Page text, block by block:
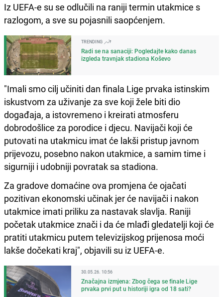
Iz UEFA-e su se odlučili na raniji termin utakmice s
razlogom, a sve su pojasnili saopćenjem.
TRENDING
Radi se na sanaciji: Pogledajte kako danas
izgleda travnjak stadiona Koševo
"Imali smo cilj učiniti dan finala Lige prvaka istinskim
iskustvom za uživanje za sve koji žele biti dio
događaja, a istovremeno i kreirati atmosferu
dobrodošlice za porodice i djecu. Navijači koji će
putovati na utakmicu imat će lakši pristup javnom
prijevozu, posebno nakon utakmice, a samim time i
sigurniji i udobniji povratak sa stadiona.
Za gradove domaćine ova promjena će ojačati
pozitivan ekonomski učinak jer će navijači i nakon
utakmice imati priliku za nastavak slavlja. Raniji
početak utakmice znači i da će mlađi gledatelji koji će
pratiti utakmicu putem televizijskog prijenosa moći
lakše dočekati kraj", objavili su iz UEFA-e.
30.05.26. 10:56
Značajna izmjena: Zbog čega se finale Lige
prvaka prvi put u historiji igra od 18 sati?